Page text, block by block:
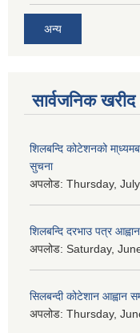
अन्य
सार्वजनिक
शिलबन्दि कोटेशनको
सुचना
अपलोड: Thursday,
शिलबन्दि दरभाउ पत्र
अपलोड: Saturday,
सिलबन्दी कोटेशान आह्वान
अपलोड: Thursday,